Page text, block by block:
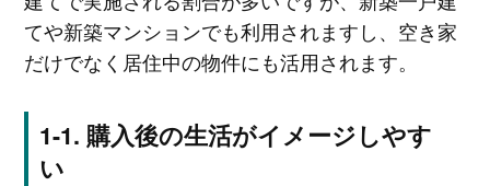
てや新築マンションでも利用されますし、空き家
だけでなく居住中の物件にも活用されます。
購入後の生活がイメージしやす
い